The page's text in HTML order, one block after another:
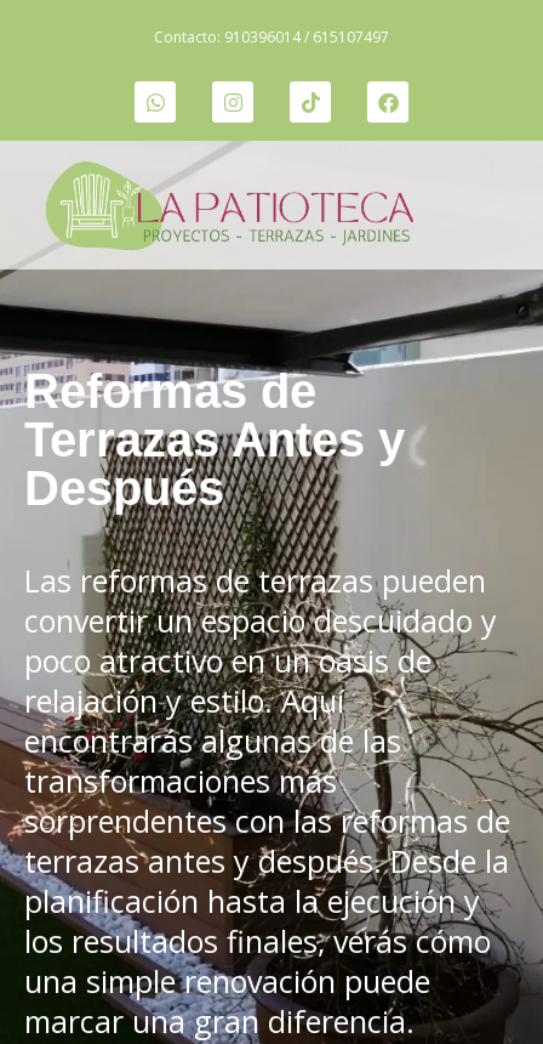
Contacto: 910396014/ 615107497
Reformas de
Terrazas Antes y
Después
Las reformas de terrazas pueden
convertir un espacio descuidado y
poco atractivo en un oasis de
relajación y estilo. Aquí
encontrarás algunas de las
transformaciones más
sorprendentes con las reformas de
terrazas antes y después. Desde la
planificación hasta la ejecución y
los resultados finales, verás cómo
una simple renovación puede
marcar una gran diferencia.